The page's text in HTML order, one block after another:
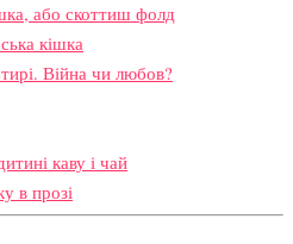
або скоттиш фолд
кішка
Війна чи любов?
каву і чай
в прозі